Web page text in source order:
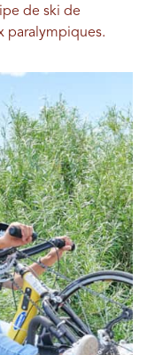
de ski de
paralympiques.